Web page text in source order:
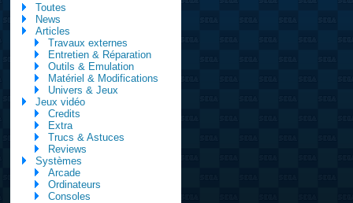
Toutes
News
Articles
Travaux externes
Entretien & Réparation
Outils & Emulation
Matériel & Modifications
Univers & Jeux
Jeux vidéo
Credits
Extra
Trucs & Astuces
Reviews
Systèmes
Arcade
Ordinateurs
Consoles